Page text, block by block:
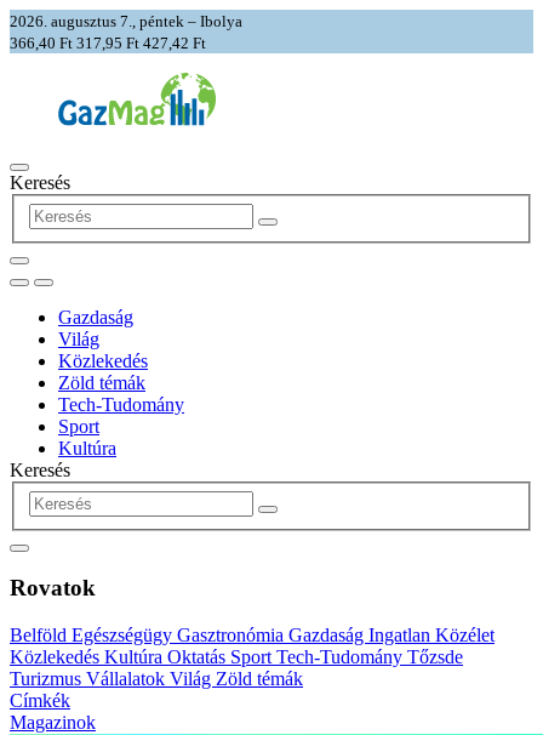
2026. augusztus 7., péntek – Ibolya
366,40 Ft 317,95 Ft 427,42 Ft
Keresés
Gazdaság
Világ
Közlekedés
Zöld témák
Tech-Tudomány
Sport
Kultúra
Keresés
Rovatok
Belföld Egészségügy Gasztronómia Gazdaság Ingatlan Közélet
Közlekedés Kultúra Oktatás Sport Tech-Tudomány Tőzsde
Turizmus Vállalatok Világ Zöld témák
Címkék
Magazinok